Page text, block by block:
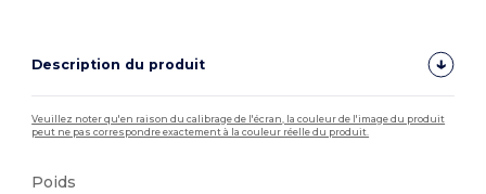
Description du produit
Veuillez noter qu'en raison du calibrage de l'écran, la couleur de l'image du produit
peut ne pas correspondre exactement à la couleur réelle du produit.
Poids